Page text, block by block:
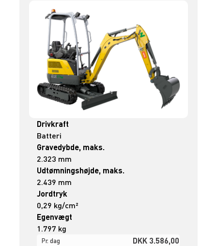
Drivkraft
Batteri
Gravedybde, maks.
2.323 mm
Udtømningshøjde, maks.
2.439 mm
Jordtryk
0,29 kg/cm²
Egenvægt
1.797 kg
Pr. dag DKK 3.586,00